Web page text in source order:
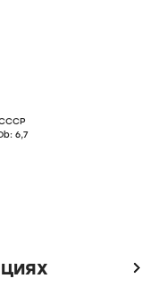
6,7
icon